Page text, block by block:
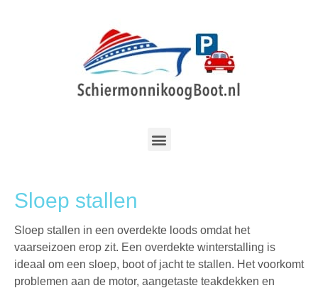
Sloep stallen
Sloep stallen in een overdekte loods omdat het
vaarseizoen erop zit. Een overdekte winterstalling is
ideaal om een sloep, boot of jacht te stallen. Het voorkomt
problemen aan de motor, aangetaste teakdekken en